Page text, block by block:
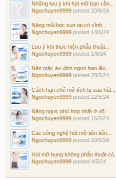
Những lưu ý khi hút mỡ bạn cần...
Ngochuyen9999 posted 20/6/24
Nâng mũi bọc sụn tai có vĩnh...
Ngochuyen9999 posted 14/6/24
Lưu ý khi thực hiện phẫu thuật...
Ngochuyen9999 posted 1/6/24
Nên mặc áo định ngực bao lâu...
Ngochuyen9999 posted 28/5/24
Cách hạn chế mỡ tích tụ sau hút...
Ngochuyen9999 posted 22/5/24
Nâng ngực phù hợp nhất ở độ...
Ngochuyen9999 posted 16/5/24
Các công nghệ hút mỡ tiên tiến...
Ngochuyen9999 posted 10/5/24
Hút mỡ bụng không phẫu thuật có...
Ngochuyen9999 posted 4/5/24